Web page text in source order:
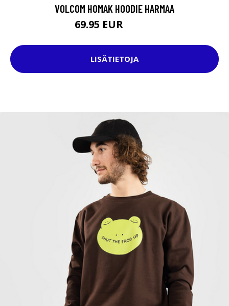
VOLCOM HOMAK HOODIE HARMAA
69.95 EUR
LISÄTIETOJA